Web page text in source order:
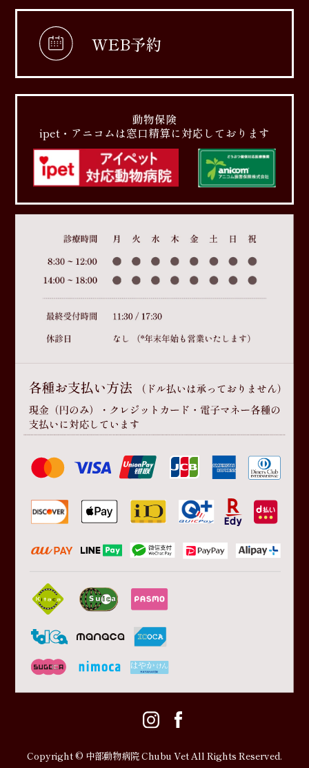
WEB予約
動物保険
ipet・アニコムは窓口精算に対応しております
Copyright © 中部動物病院 Chubu Vet All Rights Reserved.